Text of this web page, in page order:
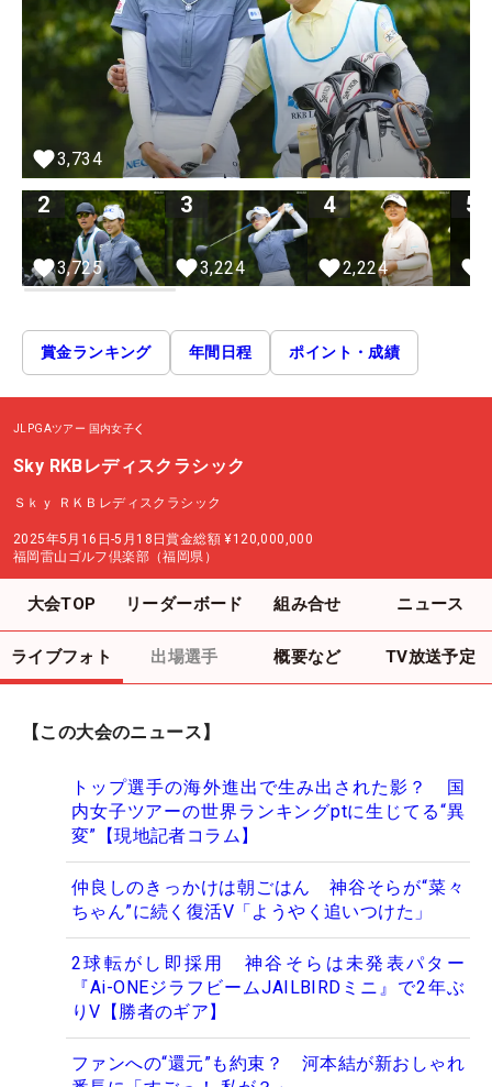
3,734
2
3,725
3
3,224
4
2,224
5
賞金ランキング 年間日程 ポイント・成績
JLPGAツアー 国内女子
Sky RKBレディスクラシック
Ｓｋｙ ＲＫＢレディスクラシック
2025年5月16日-5月18日賞金総額 ¥120,000,000
福岡雷山ゴルフ倶楽部（福岡県）
大会TOP リーダーボード 組み合せ ニュース
ライブフォト 出場選手 概要など TV放送予定
【この大会のニュース】
トップ選手の海外進出で生み出された影？ 国
内女子ツアーの世界ランキングptに生じてる“異
変”【現地記者コラム】
仲良しのきっかけは朝ごはん 神谷そらが“菜々
ちゃん”に続く復活V「ようやく追いつけた」
2球転がし即採用 神谷そらは未発表パター
『Ai-ONEジラフビームJAILBIRDミニ』で2年ぶ
りV【勝者のギア】
ファンへの“還元”も約束？ 河本結が新おしゃれ